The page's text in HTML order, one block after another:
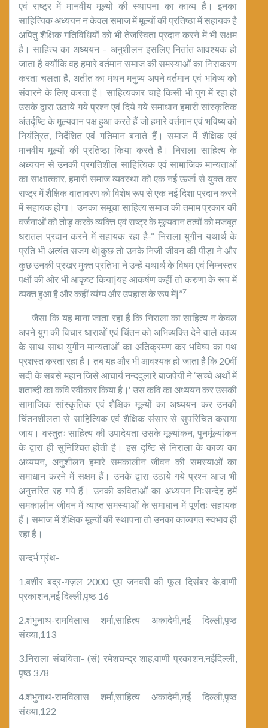
एवं राष्ट्र में मानवीय मूल्यों की स्थापना का काव्य है। इनका
साहित्यिक अध्ययन न केवल समाज में मूल्यों की प्रतिष्ठा में सहायक है
अपितु शैक्षिक गतिविधियों को भी तेजस्विता प्रदान करने में भी सक्षम
है। साहित्य का अध्ययन – अनुशीलन इसलिए नितांत आवश्यक हो
जाता है क्योंकि वह हमारे वर्तमान समाज की समस्याओं का निराकरण
करता चलता है, अतीत का मंथन मनुष्य अपने वर्तमान एवं भविष्य को
संवारने के लिए करता है। साहित्यकार चाहे किसी भी युग में रहा हो
उसके द्वारा उठाये गये प्रश्न एवं दिये गये समाधान हमारी सांस्कृतिक
अंतर्दृष्टि के मूल्यवान पक्ष हुआ करते हैं जो हमारे वर्तमान एवं भविष्य को
नियंत्रित, निर्देशित एवं गतिमान बनाते हैं। समाज में शैक्षिक एवं
मानवीय मूल्यों की प्रतिष्ठा किया करते हैं। निराला साहित्य के
अध्ययन से उनकी प्रगतिशील साहित्यिक एवं सामाजिक मान्यताओं
का साक्षात्कार, हमारी समाज व्यवस्था को एक नई ऊर्जा से युक्त कर
राष्ट्र में शैक्षिक वातावरण को विशेष रूप से एक नई दिशा प्रदान करने
में सहायक होगा। उनका समूचा साहित्य समाज की तमाम प्रकार की
वर्जनाओं को तोड़ करके व्यक्ति एवं राष्ट्र के मूल्यवान तत्वों को मजबूत
धरातल प्रदान करने में सहायक रहा है-“ निराला युगीन यथार्थ के
प्रति भी अत्यंत सजग थे|कुछ तो उनके निजी जीवन की पीड़ा ने और
कुछ उनकी प्रखर मुक्त प्रतिभा ने उन्हें यथार्थ के विषम एवं निम्नस्तर
पक्षों की ओर भी आकृष्ट किया|यह आकर्षण कहीं तो करुणा के रूप में
व्यक्त हुआ है और कहीं व्यंग्य और उपहास के रूप में|”7
जैसा कि यह माना जाता रहा है कि निराला का साहित्य न केवल
अपने युग की विचार धाराओं एवं चिंतन को अभिव्यक्ति देने वाले काव्य
के साथ साथ युगीन मान्यताओं का अतिक्रमण कर भविष्य का पथ
प्रशस्त करता रहा है। तब यह और भी आवश्यक हो जाता है कि 20वीं
सदी के सबसे महान जिसे आचार्य नन्ददुलारे बाजपेयी ने ‘सच्चे अर्थो में
शताब्दी का कवि स्वीकार किया है।‘ उस कवि का अध्ययन कर उसकी
सामाजिक सांस्कृतिक एवं शैक्षिक मूल्यों का अध्ययन कर उनकी
चिंतनशीलता से साहित्यिक एवं शैक्षिक संसार से सुपरिचित कराया
जाय। वस्तुतः साहित्य की उपादेयता उसके मूल्यांकन, पुनर्मूल्यांकन
के द्वारा ही सुनिश्चित होती है। इस दृष्टि से निराला के काव्य का
अध्ययन, अनुशीलन हमारे समकालीन जीवन की समस्याओं का
समाधान करने में सक्षम हैं। उनके द्वारा उठाये गये प्रश्न आज भी
अनुत्तरित रह गये हैं। उनकी कविताओं का अध्ययन निःसन्देह हमें
समकालीन जीवन में व्याप्त समस्याओं के समाधान में पूर्णतः सहायक
हैं। समाज में शैक्षिक मूल्यों की स्थापना तो उनका काव्यगत स्वभाव ही
रहा है।
सन्दर्भ ग्रंथ-
1.बशीर बद्र-गज़ल 2000 धूप जनवरी की फूल दिसंबर के,वाणी
प्रकाशन,नई दिल्ली,पृष्ठ 16
2.शंभुनाथ-रामविलास शर्मा,साहित्य अकादेमी,नई दिल्ली,पृष्ठ
संख्या,113
3.निराला संचयिता- (सं) रमेशचन्द्र शाह,वाणी प्रकाशन,नईदिल्ली,
पृष्ठ 378
4.शंभुनाथ-रामविलास शर्मा,साहित्य अकादेमी,नई दिल्ली,पृष्ठ
संख्या,122